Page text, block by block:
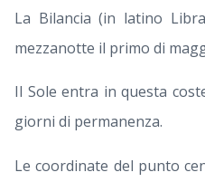
La Bilancia (in latino
mezzanotte il primo di
Il Sole entra in questa
giorni di permanenza.
Le coordinate del punto